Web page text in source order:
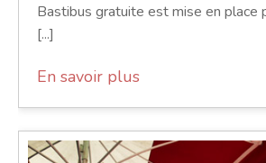
Bastibus gratuite est mise en place
[...]
En savoir plus